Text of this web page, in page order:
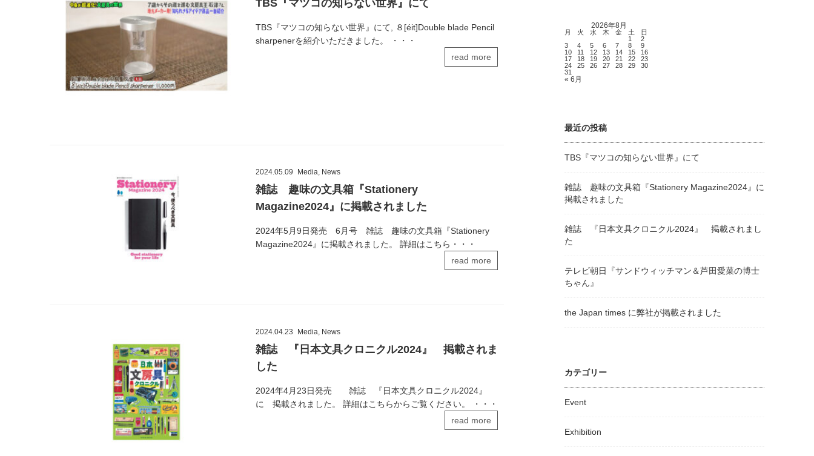
TBS『マツコの知らない世界』にて
TBS『マツコの知らない世界』にて, ８[éit]Double blade Pencil
sharpenerを紹介いただきました。 ・・・
read more
2024.05.09 Media, News
雑誌 趣味の文具箱『Stationery
Magazine2024』に掲載されました
2024年5月9日発売 6月号 雑誌 趣味の文具箱『Stationery
Magazine2024』に掲載されました。 詳細はこちら・・・
read more
2024.04.23 Media News
雑誌 『日本文具クロニクル2024』 掲載されま
した
2024年4月23日発売 雑誌 『日本文具クロニクル2024』
に 掲載されました。 詳細はこちらからご覧ください。 ・・・
read more
2026年8月
月 火 水 木 金 土
日
1
2
3
4 5 6 7 8
9
10
11 12 13 14 15
16
17
18 19 20 21 22
23
24
25 26 27 28 29
30
31
« 6月
最近の投稿
TBS『マツコの知らない世界』にて
雑誌 趣味の文具箱『Stationery Magazine2024』に
掲載されました
雑誌 『日本文具クロニクル2024』 掲載されまし
た
テレビ朝日『サンドウィッチマン＆芦田愛菜の博士
ちゃん』
the Japan times に弊社が掲載されました
カテゴリー
Event
Exhibition